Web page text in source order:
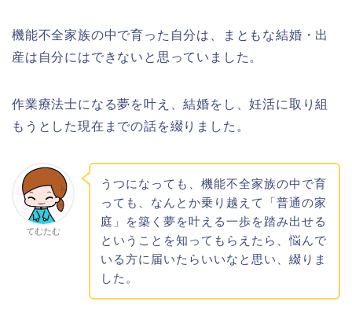
機能不全家族の中で育った自分は、まともな結婚・出
産は自分にはできないと思っていました。
作業療法士になる夢を叶え、結婚をし、妊活に取り組
もうとした現在までの話を綴りました。
てむたむ
うつになっても、機能不全家族の中で育
っても、なんとか乗り越えて「普通の家
庭」を築く夢を叶える一歩を踏み出せる
ということを知ってもらえたら、悩んで
いる方に届いたらいいなと思い、綴りま
した。